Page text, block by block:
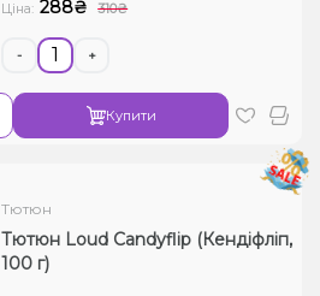
Ціна: 288₴ 310₴
- +
Купити
Тютюн
Тютюн Loud Candyflip (Кендіфліп,
100 г)